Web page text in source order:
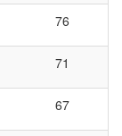
76
71
67